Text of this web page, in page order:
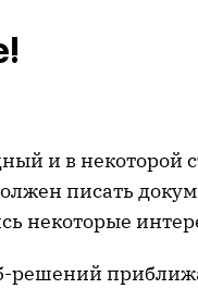
и в некоторой
писать
некоторые
решений